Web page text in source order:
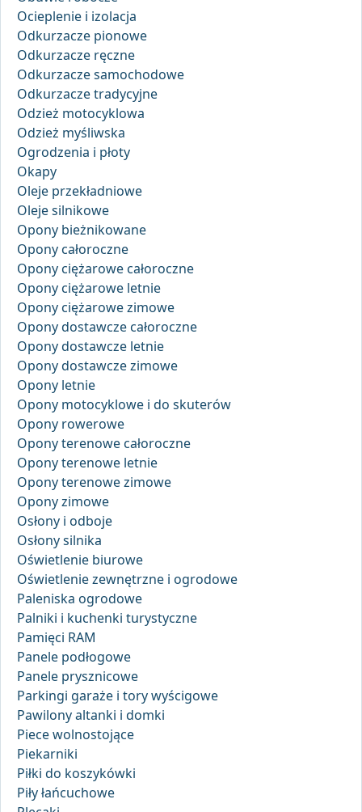
Ocieplenie i izolacja
Odkurzacze pionowe
Odkurzacze ręczne
Odkurzacze samochodowe
Odkurzacze tradycyjne
Odzież motocyklowa
Odzież myśliwska
Ogrodzenia i płoty
Okapy
Oleje przekładniowe
Oleje silnikowe
Opony bieżnikowane
Opony całoroczne
Opony ciężarowe całoroczne
Opony ciężarowe letnie
Opony ciężarowe zimowe
Opony dostawcze całoroczne
Opony dostawcze letnie
Opony dostawcze zimowe
Opony letnie
Opony motocyklowe i do skuterów
Opony rowerowe
Opony terenowe całoroczne
Opony terenowe letnie
Opony terenowe zimowe
Opony zimowe
Osłony i odboje
Osłony silnika
Oświetlenie biurowe
Oświetlenie zewnętrzne i ogrodowe
Paleniska ogrodowe
Palniki i kuchenki turystyczne
Pamięci RAM
Panele podłogowe
Panele prysznicowe
Parkingi garaże i tory wyścigowe
Pawilony altanki i domki
Piece wolnostojące
Piekarniki
Piłki do koszykówki
Piły łańcuchowe